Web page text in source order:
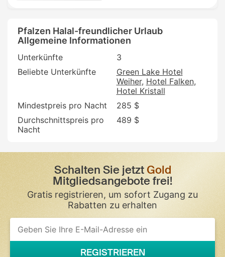
Pfalzen Halal-freundlicher Urlaub
Allgemeine Informationen
Unterkünfte
3
Beliebte Unterkünfte
Green Lake Hotel
Weiher Hotel Falken
Hotel Kristall
Mindestpreis pro Nacht
285 $
Durchschnittspreis pro
Nacht
489 $
Schalten Sie jetzt Gold
Mitgliedsangebote frei!
Gratis registrieren, um sofort Zugang zu
Rabatten zu erhalten
REGISTRIEREN